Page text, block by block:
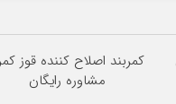
کمربند اصلاح کننده قوز
مشاوره رایگان